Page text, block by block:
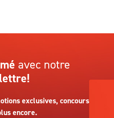
avec notre
exclusives, concours
encore.